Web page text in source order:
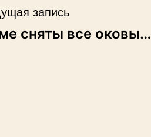
запись
сняты все оковы…